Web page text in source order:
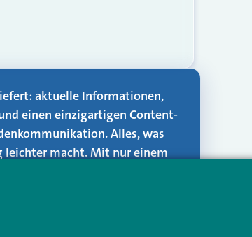
aktuelle Informationen,
einen einzigartigen Content-
Alles, was
leichter macht. Mit nur einem